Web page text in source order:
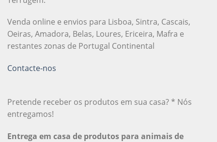
Venda online e envios para Lisboa, Sintra, Cascais,
Oeiras, Amadora, Belas, Loures, Ericeira, Mafra e
restantes zonas de Portugal Continental
Contacte-nos
Pretende receber os produtos em sua casa? * Nós
entregamos!
Entrega em casa de produtos para animais de